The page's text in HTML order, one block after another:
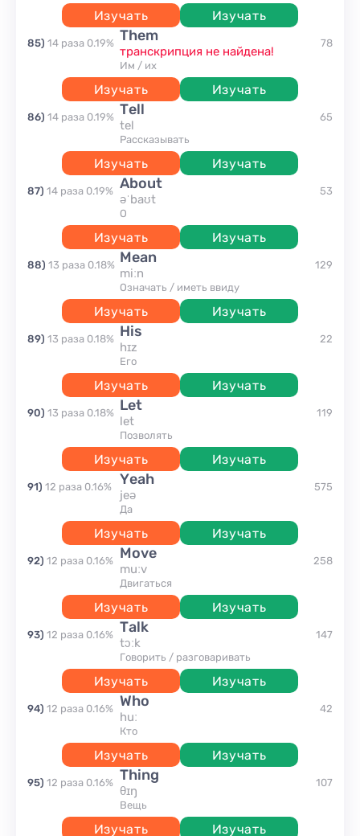
Изучать Изучать
85) 14 раза 0.19% them
транскрипция не найдена!
им / их
Изучать Изучать
78
86) 14 раза 0.19% tell
tel
рассказывать
Изучать Изучать
65
87) 14 раза 0.19% about
əˈbaʊt
о
Изучать Изучать
53
88) 13 раза 0.18% mean
miːn
означать / иметь ввиду
Изучать Изучать
129
89) 13 раза 0.18% his
hɪz
Его
Изучать Изучать
22
90) 13 раза 0.18% let
let
позволять
Изучать Изучать
119
91) 12 раза 0.16% yeah
jeə
да
Изучать Изучать
575
92) 12 раза 0.16% move
muːv
двигаться
Изучать Изучать
258
93) 12 раза 0.16% talk
tɔːk
говорить / разговаривать
Изучать Изучать
147
94) 12 раза 0.16% who
huː
кто
Изучать Изучать
42
95) 12 раза 0.16% thing
θɪŋ
вещь
Изучать Изучать
107